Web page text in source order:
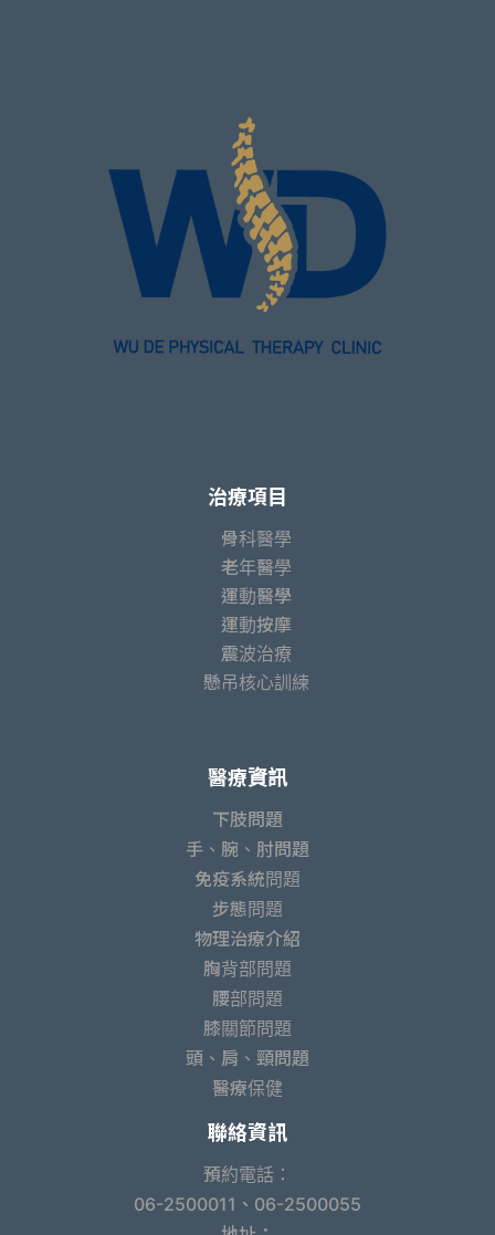
治療項目
骨科醫學
老年醫學
運動醫學
運動按摩
震波治療
懸吊核心訓練
醫療資訊
下肢問題
手、腕、肘問題
免疫系統問題
步態問題
物理治療介紹
胸背部問題
腰部問題
膝關節問題
頭、肩、頸問題
醫療保健
聯絡資訊
預約電話：
06-2500011、06-2500055